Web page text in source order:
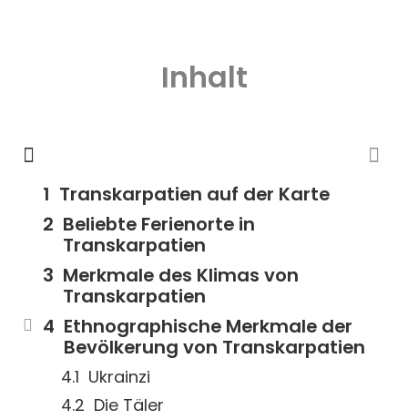
Inhalt
Transkarpatien auf der Karte
Beliebte Ferienorte in
Transkarpatien
Merkmale des Klimas von
Transkarpatien
Ethnographische Merkmale der
Bevölkerung von Transkarpatien
Ukrainzi
Die Täler